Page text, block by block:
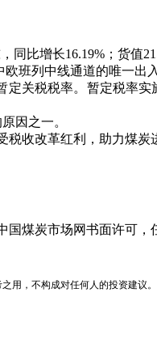
比增长16.19%；货值
列中线通道的唯一出
关税税率。暂定税率
因之一。
收改革红利，助力煤炭
煤炭市场网书面许可
，不构成对任何人的投资建